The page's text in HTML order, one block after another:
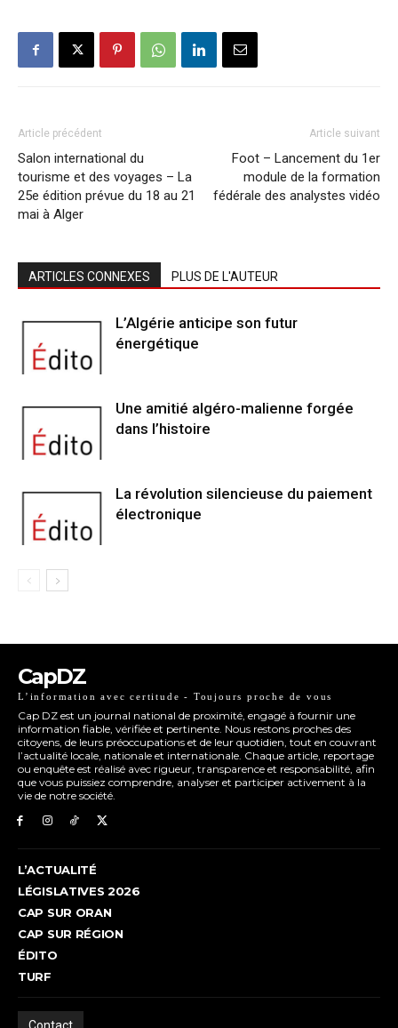
Article précédent
Salon international du
tourisme et des voyages – La
25e édition prévue du 18 au 21
mai à Alger
Article suivant
Foot – Lancement du 1er
module de la formation
fédérale des analystes vidéo
ARTICLES CONNEXES PLUS DE L'AUTEUR
L’Algérie anticipe son futur
énergétique
Une amitié algéro-malienne forgée
dans l’histoire
La révolution silencieuse du paiement
électronique
CapDZ
L’information avec certitude - Toujours proche de vous
Cap DZ est un journal national de proximité, engagé à fournir une
information fiable, vérifiée et pertinente. Nous restons proches des
citoyens, de leurs préoccupations et de leur quotidien, tout en couvrant
l’actualité locale, nationale et internationale. Chaque article, reportage
ou enquête est réalisé avec rigueur, transparence et responsabilité, afin
que vous puissiez comprendre, analyser et participer activement à la
vie de notre société.
L’ACTUALITÉ
LÉGISLATIVES 2026
CAP SUR ORAN
CAP SUR RÉGION
ÉDITO
TURF
Contact